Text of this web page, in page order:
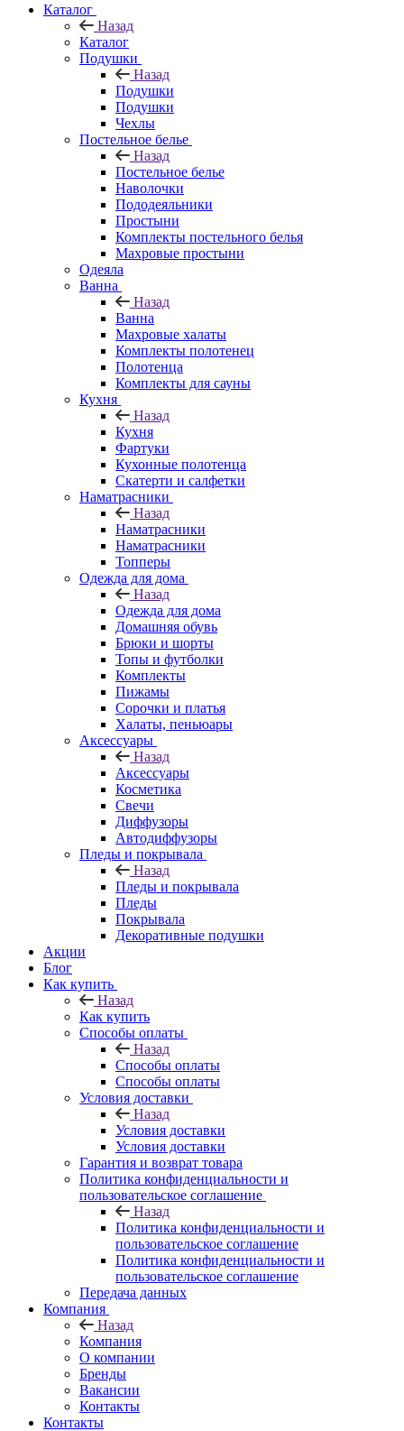
Каталог
Назад
Каталог
Подушки
Назад
Подушки
Подушки
Чехлы
Постельное белье
Назад
Постельное белье
Наволочки
Пододеяльники
Простыни
Комплекты постельного белья
Махровые простыни
Одеяла
Ванна
Назад
Ванна
Махровые халаты
Комплекты полотенец
Полотенца
Комплекты для сауны
Кухня
Назад
Кухня
Фартуки
Кухонные полотенца
Скатерти и салфетки
Наматрасники
Назад
Наматрасники
Наматрасники
Топперы
Одежда для дома
Назад
Одежда для дома
Домашняя обувь
Брюки и шорты
Топы и футболки
Комплекты
Пижамы
Сорочки и платья
Халаты, пеньюары
Аксессуары
Назад
Аксессуары
Косметика
Свечи
Диффузоры
Автодиффузоры
Пледы и покрывала
Назад
Пледы и покрывала
Пледы
Покрывала
Декоративные подушки
Акции
Блог
Как купить
Назад
Как купить
Способы оплаты
Назад
Способы оплаты
Способы оплаты
Условия доставки
Назад
Условия доставки
Условия доставки
Гарантия и возврат товара
Политика конфиденциальности и
пользовательское соглашение
Назад
Политика конфиденциальности и
пользовательское соглашение
Политика конфиденциальности и
пользовательское соглашение
Передача данных
Компания
Назад
Компания
О компании
Бренды
Вакансии
Контакты
Контакты